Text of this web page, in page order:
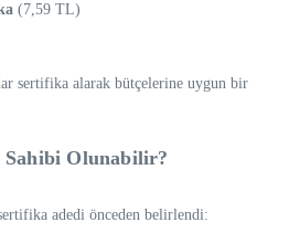
(7,59 TL)
sertifika alarak bütçelerine uygun bir
Olunabilir?
adedi önceden belirlendi: